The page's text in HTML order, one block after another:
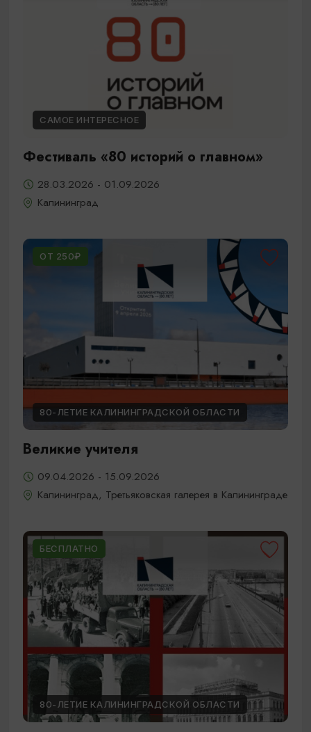
САМОЕ ИНТЕРЕСНОЕ
Фестиваль «80 историй о главном»
28.03.2026 - 01.09.2026
Калининград
ОТ 250₽
80-ЛЕТИЕ КАЛИНИНГРАДСКОЙ ОБЛАСТИ
Великие учителя
09.04.2026 - 15.09.2026
Калининград, Третьяковская галерея в Калининграде
БЕСПЛАТНО
80-ЛЕТИЕ КАЛИНИНГРАДСКОЙ ОБЛАСТИ